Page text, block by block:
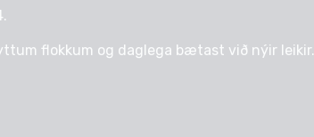
flokkum og daglega bætast við nýir leikir.